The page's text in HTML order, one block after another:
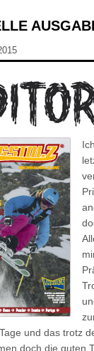
und das trotz
doch die guten